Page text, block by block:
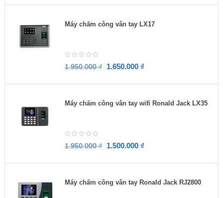
Máy chấm công vân tay LX17
1.950.000₫ 1.650.000 ₫
Máy chấm công vân tay wifi Ronald Jack LX35
1.950.000₫ 1.500.000 ₫
Máy chấm công vân tay Ronald Jack RJ2800